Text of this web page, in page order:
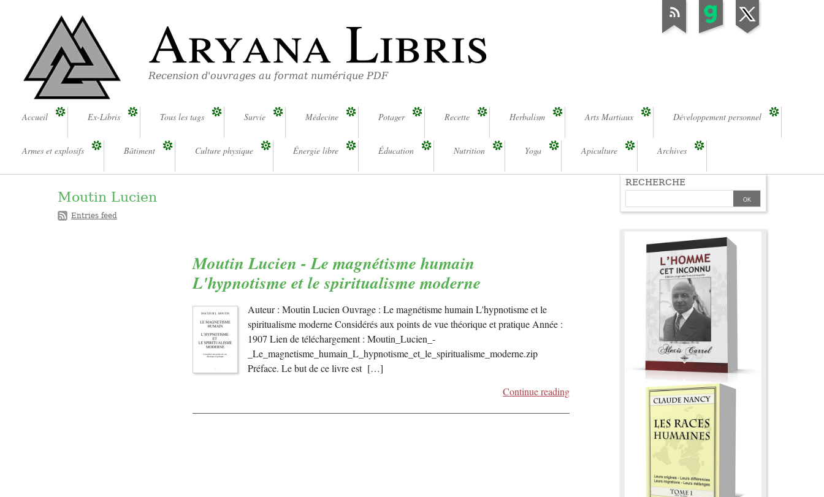
Aryana Libris
Recension d'ouvrages au format numérique PDF
Accueil Ex-Libris Tous les tags Survie Médecine Potager Recette Herbalism Arts Martiaux Développement personnel
Armes et explosifs Bâtiment Culture physique Énergie libre Éducation Nutrition Yoga Apiculture Archives
Moutin Lucien
Entries feed
Moutin Lucien - Le magnétisme humain
L'hypnotisme et le spiritualisme moderne
Auteur : Moutin Lucien Ouvrage : Le magnétisme humain L'hypnotisme et le
spiritualisme moderne Considérés aux points de vue théorique et pratique Année :
1907 Lien de téléchargement : Moutin_Lucien_-
_Le_magnetisme_humain_L_hypnotisme_et_le_spiritualisme_moderne.zip
Préface. Le but de ce livre est […]
Continue reading
RECHERCHE